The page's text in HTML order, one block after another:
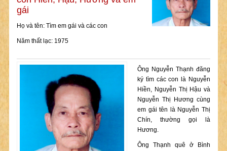
gái
Họ và tên: Tìm em gái và các con
Năm thất lạc: 1975
Ông Nguyễn Thạnh đăng
ký tìm các con là Nguyễn
Hiền, Nguyễn Thị Hậu và
Nguyễn Thị Hương cùng
em gái tên là Nguyễn Thị
Chín, thường gọi là
Hương.
Ông Thạnh quê ở Bình